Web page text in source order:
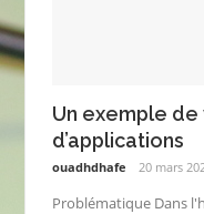
Un exemple
d’applications
ouadhdhafe 20 mars
Problématique Dans